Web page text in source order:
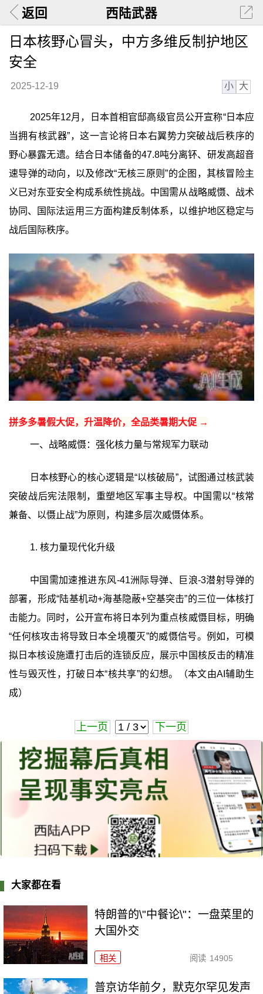
返回 西陆武器
日本核野心冒头，中方多维反制护地区
安全
2025-12-19 小 大
2025年12月，日本首相官邸高级官员公开宣称“日本应
当拥有核武器”，这一言论将日本右翼势力突破战后秩序的
野心暴露无遗。结合日本储备的47.8吨分离钚、研发高超音
速导弹的动向，以及修改“无核三原则”的企图，其核冒险主
义已对东亚安全构成系统性挑战。中国需从战略威慑、战术
协同、国际法运用三方面构建反制体系，以维护地区稳定与
战后国际秩序。
拼多多暑假大促，升温降价，全品类暑期大促 →
一、战略威慑：强化核力量与常规军力联动
日本核野心的核心逻辑是“以核破局”，试图通过核武装
突破战后宪法限制，重塑地区军事主导权。中国需以“核常
兼备、以慑止战”为原则，构建多层次威慑体系。
1. 核力量现代化升级
中国需加速推进东风-41洲际导弹、巨浪-3潜射导弹的
部署，形成“陆基机动+海基隐蔽+空基突击”的三位一体核打
击能力。同时，公开宣布将日本列为重点核威慑目标，明确
“任何核攻击将导致日本全境覆灭”的威慑信号。例如，可模
拟日本核设施遭打击后的连锁反应，展示中国核反击的精准
性与毁灭性，打破日本“核共享”的幻想。（本文由AI辅助生
成）
上一页 下一页
大家都在看
特朗普的\"中餐论\"：一盘菜里的
大国外交
相关 阅读 14905
普京访华前夕，默克尔罕见发声